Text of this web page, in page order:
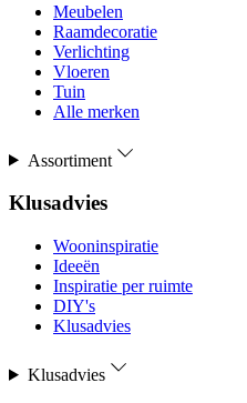
Meubelen
Raamdecoratie
Verlichting
Vloeren
Tuin
Alle merken
Assortiment
Klusadvies
Wooninspiratie
Ideeën
Inspiratie per ruimte
DIY's
Klusadvies
Klusadvies